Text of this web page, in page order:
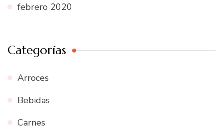
febrero 2020
Categorías
Arroces
Bebidas
Carnes